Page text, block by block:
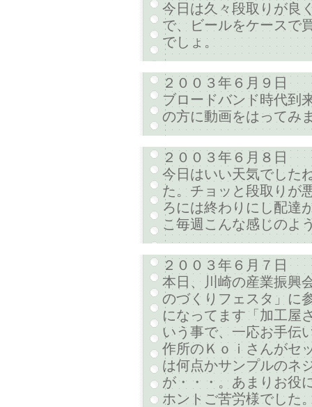
今日は久々段取りが良
で、ビールをケースで
でしょ。
２００３年６月９日
ブロードバンド時代到
の方に動画をはってみ
２００３年６月８日
今日はいい天気でした
た。チョッと段取りが
ろには終わりにし配達
こ毎週こんな感じのよ
２００３年６月７日
本日、川崎の産業振興
のづくりフェスタ」に
になってます「加工屋
いう事で、一応お手伝
作所のＫｏｉさんがセ
は何点かサンプルのネ
が・・・。あまりお役
ホントご苦労様でした